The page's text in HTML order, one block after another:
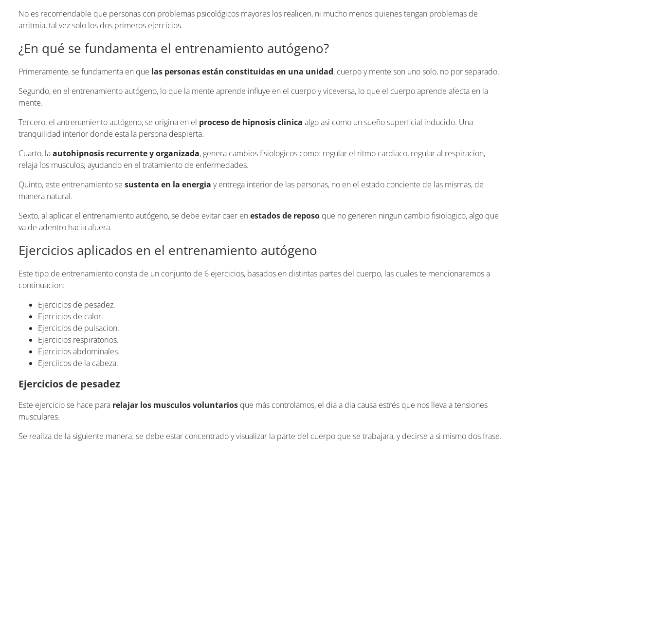
No es recomendable que personas con problemas psicológicos mayores los realicen, ni mucho menos quienes tengan problemas de
arritmia, tal vez solo los dos primeros ejercicios.
¿En qué se fundamenta el entrenamiento autógeno?
Primeramente, se fundamenta en que las personas están constituidas en una unidad, cuerpo y mente son uno solo, no por separado.
Segundo, en el entrenamiento autógeno, lo que la mente aprende influye en el cuerpo y viceversa, lo que el cuerpo aprende afecta en la
mente.
Tercero, el antrenamiento autógeno, se origina en el proceso de hipnosis clinica algo asi como un sueño superficial inducido. Una
tranquilidad interior donde esta la persona despierta.
Cuarto, laautohipnosis recurrente y organizada, genera cambios fisiologicos como: regular el ritmo cardiaco, regular al respiracion,
relaja los musculos; ayudando en el tratamiento de enfermedades.
Quinto, este entrenamiento se sustenta en la energia y entrega interior de las personas, no en el estado conciente de las mismas, de
manera natural.
Sexto, al aplicar el entrenamiento autógeno, se debe evitar caer enestados de reposo que no generen ningun cambio fisiologico, algo que
va de adentro hacia afuera.
Ejercicios aplicados en el entrenamiento autógeno
Este tipo de entrenamiento consta de un conjunto de 6 ejercicios, basados en distintas partes del cuerpo, las cuales te mencionaremos a
continuacion:
Ejercicios de pesadez.
Ejercicios de calor.
Ejercicios de pulsacion.
Ejercicios respiratorios.
Ejercicios abdominales.
Ejerciicos de la cabeza.
Ejercicios de pesadez
Este ejercicio se hace para relajar los musculos voluntarios que más controlamos, el dia a dia causa estrés que nos lleva a tensiones
musculares.
Se realiza de la siguiente manera: se debe estar concentrado y visualizar la parte del cuerpo que se trabajara, y decirse a si mismo dos frase.